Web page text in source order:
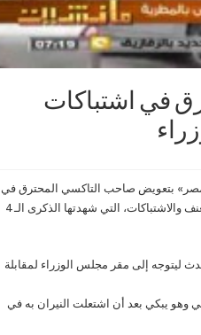
في اشتباكات
مصر» بتعويض صاحب التاكسي المحترق في
المطرية، بعد أن اشتعلت النيران في سيارته بمنطقة المطرية بأحداث العنف والاشتباكات، التي شهدتها الذكرى الـ 4
ليتوجه إلى مقر مجلس الوزراء لمقابلة
وهو يبكي بعد أن اشتعلت النيران به في